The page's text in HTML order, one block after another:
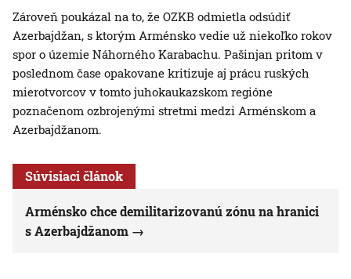
Zároveň poukázal na to, že OZKB odmietla odsúdiť
Azerbajdžan, s ktorým Arménsko vedie už niekoľko rokov
spor o územie Náhorného Karabachu. Pašinjan pritom v
poslednom čase opakovane kritizuje aj prácu ruských
mierotvorcov v tomto juhokaukazskom regióne
poznačenom ozbrojenými stretmi medzi Arménskom a
Azerbajdžanom.
Súvisiaci článok
Arménsko chce demilitarizovanú zónu na hranici
s Azerbajdžanom